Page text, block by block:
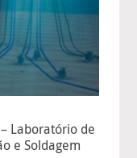
– Laboratório de
e Soldagem